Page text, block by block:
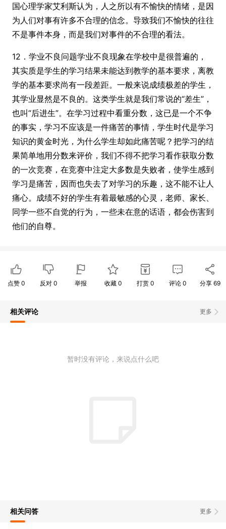
国心理学家艾利斯认为，人之所以有不愉快的情绪，是因
为人们对事有许多不合理的信念。导致我们不愉快的往往
不是事件本身，而是我们对事件的不合理的看法。
12．学业不良问题学业不良现象在学校中是很普遍的，
其实质是学生的学习结果未能达到教学的基本要求，离教
学的基本要求尚有一段差距。一般来说成绩极差的学生，
其学业显然是不良的。这类学生就是我们常说的“差生”，
也叫“后进生”。在学习过程中看重分数，这已是一个不争
的事实，学习不应该是一件痛苦的事情，学生时代是学习
知识的黄金时光，为什么学生却如此痛苦呢？把学习的结
果简单地用分数来评价，我们不得不把学习看作获取分数
的一次竞赛，在竞赛中注定大多数是失败者，使学生感到
学习是痛苦，因而也失去了对学习的乐趣，这不能不让人
痛心。成绩不好的学生有着最敏感的心灵，老师、家长、
同学一些不自觉的行为，一些未在意的话语，都会伤害到
他们的自尊。
点赞 0 反对 0 举报 收藏 0 打赏 0 评论 0 分享 69
更多
相关评论
暂时没有评论，来说点什么吧
更多
相关问答